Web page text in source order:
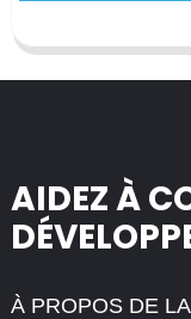
AIDEZ À
À PROPOS DE